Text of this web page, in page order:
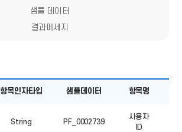
샘플 데이터
결과메세지
항목인자타입 샘플데이터 항목명
String PF_0002739
사용자
ID